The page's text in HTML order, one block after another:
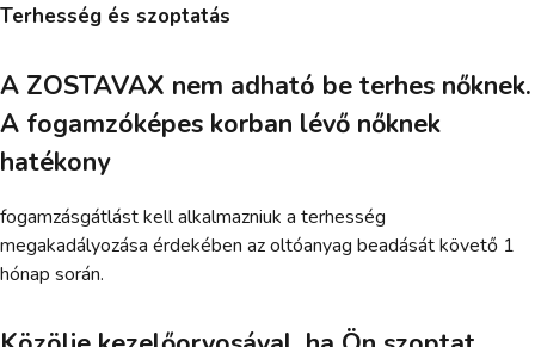
Terhesség és szoptatás
A ZOSTAVAX nem adható be terhes nőknek.
A fogamzóképes korban lévő nőknek
hatékony
fogamzásgátlást kell alkalmazniuk a terhesség
megakadályozása érdekében az oltóanyag beadását követő 1
hónap során.